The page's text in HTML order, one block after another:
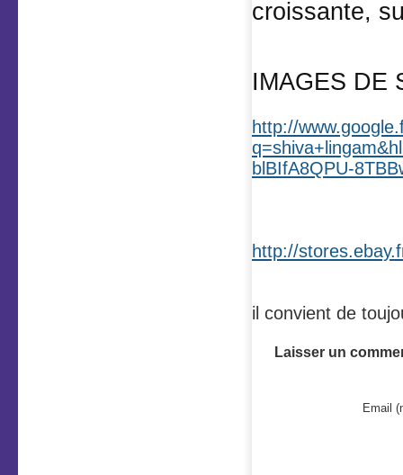
croissante,
IMAGES DE
http://
blBIfA8QPU-
http://
il convient de
Laisser un
Email